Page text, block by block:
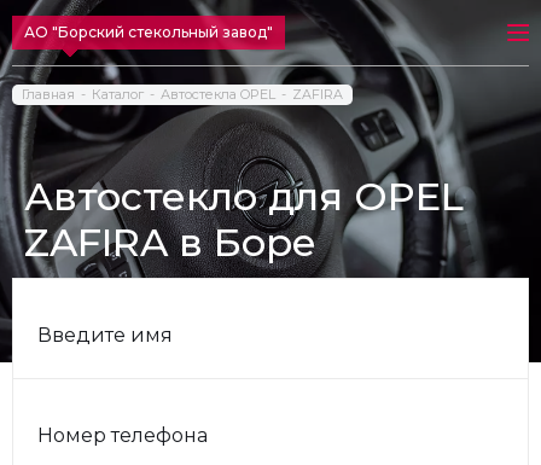
АО "Борский стекольный завод"
Главная Каталог Автостекла OPEL ZAFIRA
Автостекло для OPEL
ZAFIRA в Боре
Введите имя
Номер телефона